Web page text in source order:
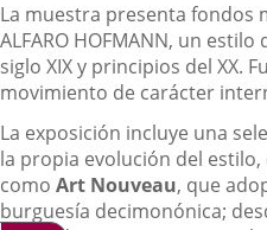
La muestra presenta fondos
ALFARO HOFMANN, un
siglo XIX y principios del XX.
movimiento de carácter
La exposición incluye una
la propia evolución del
como Art Nouveau, que
burguesía decimonónica;